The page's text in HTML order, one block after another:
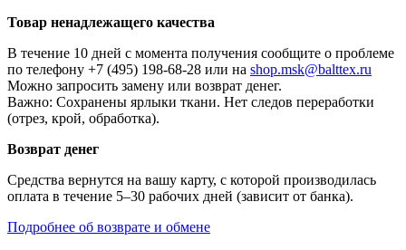
Товар ненадлежащего качества
В течение 10 дней с момента получения сообщите о проблеме
по телефону +7 (495) 198-68-28 или на shop.msk@balttex.ru
Можно запросить замену или возврат денег.
Важно: Сохранены ярлыки ткани. Нет следов переработки
(отрез, крой, обработка).
Возврат денег
Средства вернутся на вашу карту, с которой производилась
оплата в течение 5–30 рабочих дней (зависит от банка).
Подробнее об возврате и обмене